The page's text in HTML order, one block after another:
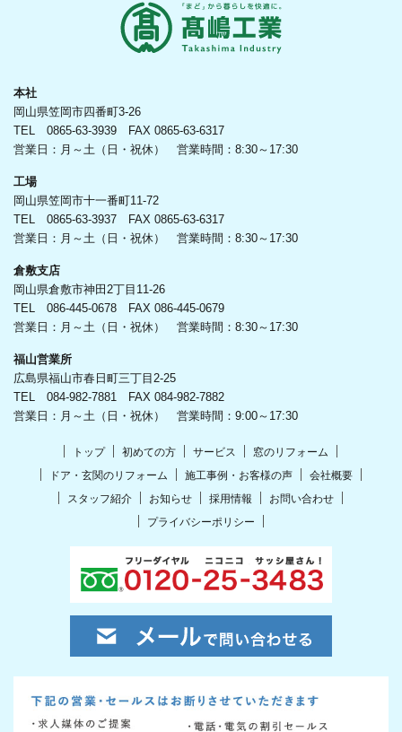
本社
岡山県笠岡市四番町3-26
TEL 0865-63-3939 FAX 0865-63-6317
営業日：月～土（日・祝休） 営業時間：8:30～17:30
工場
岡山県笠岡市十一番町11-72
TEL 0865-63-3937 FAX 0865-63-6317
営業日：月～土（日・祝休） 営業時間：8:30～17:30
倉敷支店
岡山県倉敷市神田2丁目11-26
TEL 086-445-0678 FAX 086-445-0679
営業日：月～土（日・祝休） 営業時間：8:30～17:30
福山営業所
広島県福山市春日町三丁目2-25
TEL 084-982-7881 FAX 084-982-7882
営業日：月～土（日・祝休） 営業時間：9:00～17:30
トップ 初めての方 サービス 窓のリフォーム
ドア・玄関のリフォーム 施工事例・お客様の声 会社概要
スタッフ紹介 お知らせ 採用情報 お問い合わせ
プライバシーポリシー